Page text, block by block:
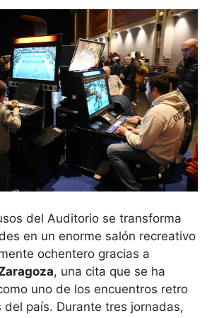
del Auditorio se transforma
en un enorme salón recreativo
ochentero gracias a
, una cita que se ha
uno de los encuentros retro
del país. Durante tres jornadas,